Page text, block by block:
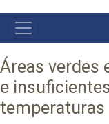
NAVEGADOR
PRINCIPAL
Áreas verdes
e
temperaturas